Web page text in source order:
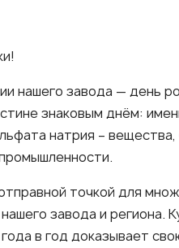
нашего завода — день
знаковым днём:
натрия –
точкой для
завода и региона.
в год доказывает